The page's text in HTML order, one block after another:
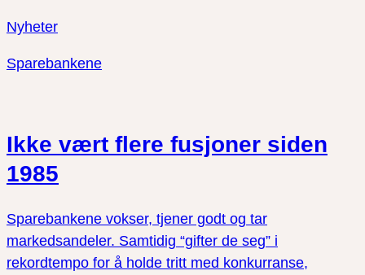
Nyheter
Sparebankene
Ikke vært flere fusjoner siden
1985
Sparebankene vokser, tjener godt og tar
markedsandeler. Samtidig “gifter de seg” i
rekordtempo for å holde tritt med konkurranse,